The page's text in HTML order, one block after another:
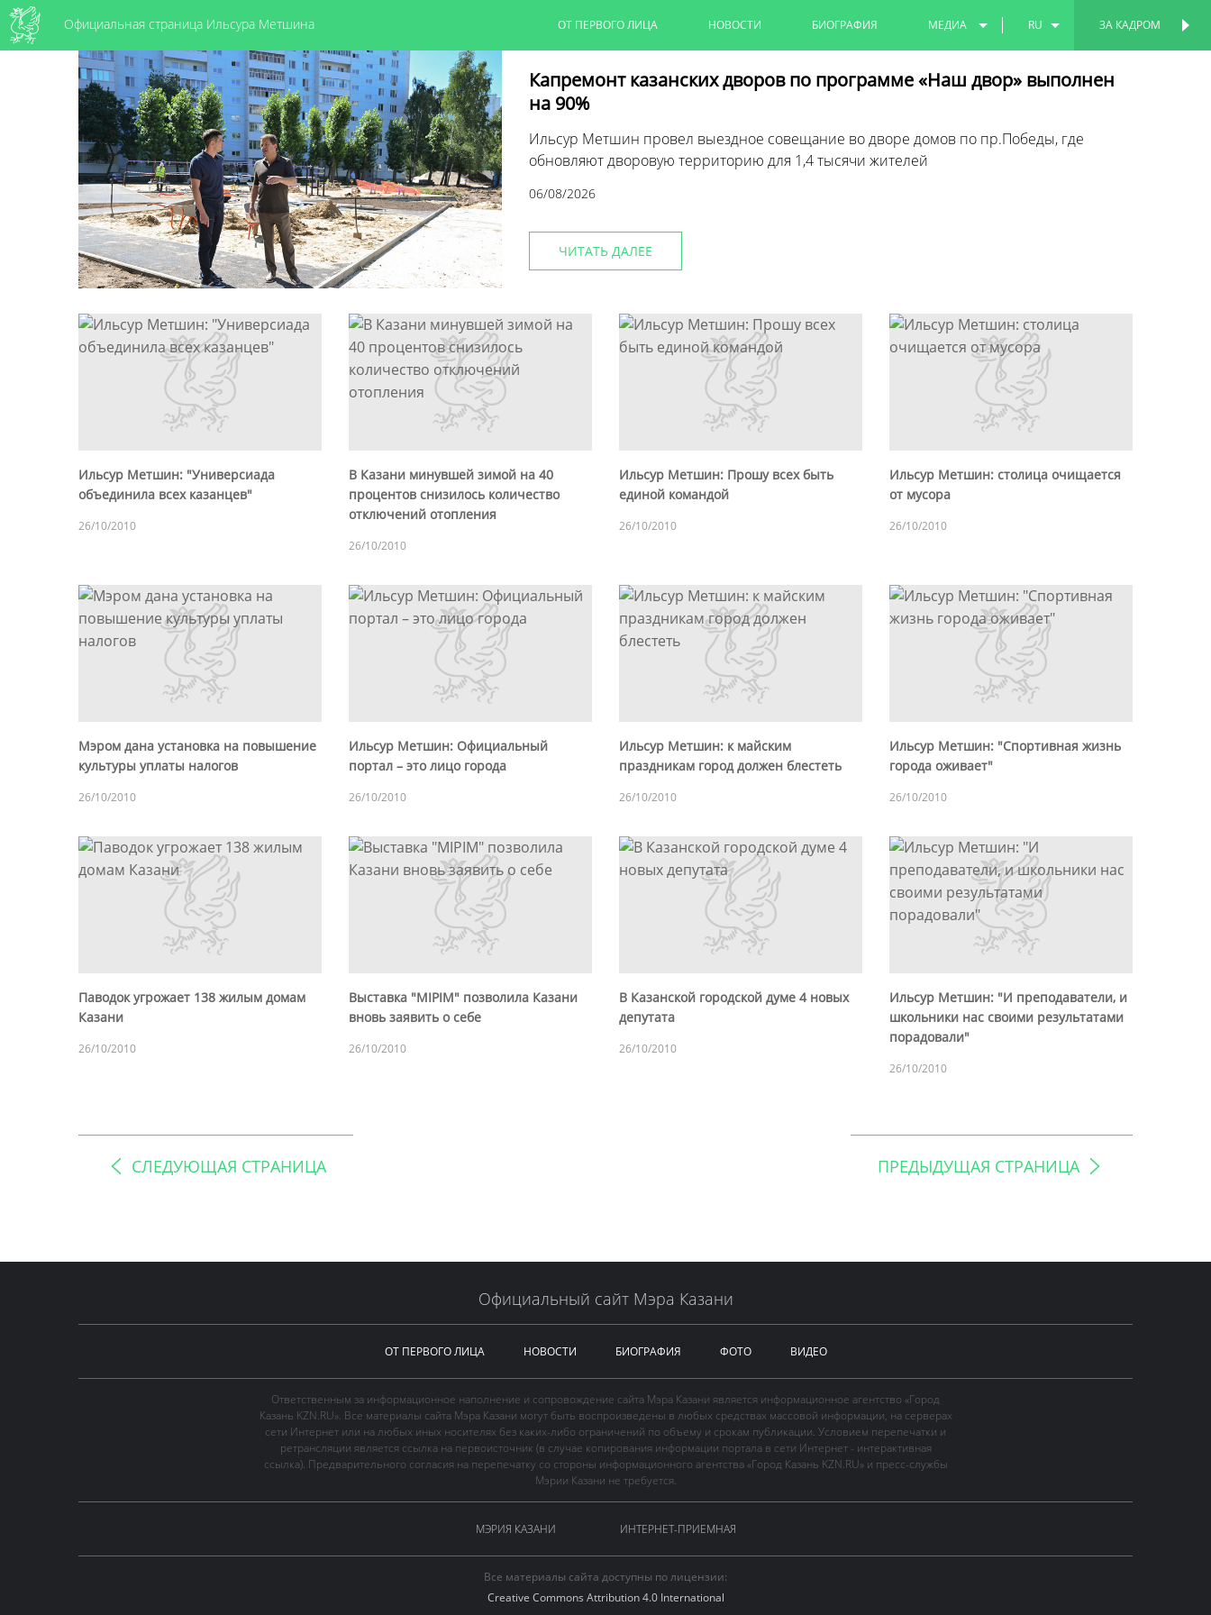
Официальная страница Ильсура Метшина ЗА КАДРОМ
ОТ ПЕРВОГО ЛИЦА НОВОСТИ БИОГРАФИЯ МЕДИА
ФОТО
RU
EN
Капремонт казанских дворов по программе «Наш двор» выполнен
на 90%
Ильсур Метшин провел выездное совещание во дворе домов по пр.Победы, где
обновляют дворовую территорию для 1,4 тысячи жителей
06/08/2026
ЧИТАТЬ ДАЛЕЕ
Ильсур Метшин: "Универсиада
объединила всех казанцев"
26/10/2010
В Казани минувшей зимой на 40
процентов снизилось количество
отключений отопления
26/10/2010
Ильсур Метшин: Прошу всех быть
единой командой
26/10/2010
Ильсур Метшин: столица очищается
от мусора
26/10/2010
Мэром дана установка на повышение
культуры уплаты налогов
26/10/2010
Ильсур Метшин: Официальный
портал – это лицо города
26/10/2010
Ильсур Метшин: к майским
праздникам город должен блестеть
26/10/2010
Ильсур Метшин: "Спортивная жизнь
города оживает"
26/10/2010
Паводок угрожает 138 жилым домам
Казани
26/10/2010
Выставка "MIPIM" позволила Казани
вновь заявить о себе
26/10/2010
В Казанской городской думе 4 новых
депутата
26/10/2010
Ильсур Метшин: "И преподаватели, и
школьники нас своими результатами
порадовали"
26/10/2010
СЛЕДУЮЩАЯ СТРАНИЦА ПРЕДЫДУЩАЯ СТРАНИЦА
Официальный сайт Мэра Казани
ОТ ПЕРВОГО ЛИЦА НОВОСТИ БИОГРАФИЯ ФОТО ВИДЕО
Ответственным за информационное наполнение и сопровождение сайта Мэра Казани является информационное агентство «Город
Казань KZN.RU». Все материалы сайта Мэра Казани могут быть воспроизведены в любых средствах массовой информации, на серверах
сети Интернет или на любых иных носителях без каких-либо ограничений по объему и срокам публикации. Условием перепечатки и
ретрансляции является ссылка на первоисточник (в случае копирования информации портала в сети Интернет - интерактивная
ссылка). Предварительного согласия на перепечатку со стороны информационного агентства «Город Казань KZN.RU» и пресс-службы
Мэрии Казани не требуется.
МЭРИЯ КАЗАНИ ИНТЕРНЕТ-ПРИЕМНАЯ
Все материалы сайта доступны по лицензии:
Creative Commons Attribution 4.0 International
ПЕРСОНАЛЬНАЯ